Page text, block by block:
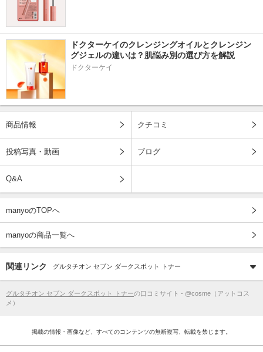
ドクターケイのクレンジングオイルとクレンジン
グジェルの違いは？肌悩み別の選び方を解説
ドクターケイ
商品情報 クチコミ
投稿写真・動画 ブログ
Q&A
manyoのTOPへ
manyoの商品一覧へ
関連リンク グルタチオン セブン ダークスポット トナー
グルタチオン セブン ダークスポット トナーの口コミサイト - @cosme（アットコス
メ）
掲載の情報・画像など、すべてのコンテンツの無断複写、転載を禁じます。